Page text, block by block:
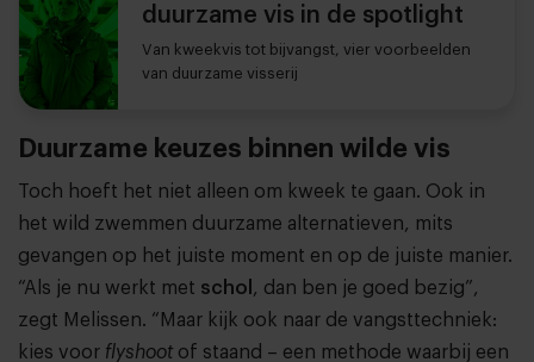
duurzame vis in de spotlight
Van kweekvis tot bijvangst, vier voorbeelden
van duurzame visserij
Duurzame keuzes binnen wilde vis
Toch hoeft het niet alleen om kweek te gaan. Ook in
het wild zwemmen duurzame alternatieven, mits
gevangen op het juiste moment en op de juiste manier.
“Als je nu werkt met schol , dan ben je goed bezig”,
zegt Melissen. “Maar kijk ook naar de vangsttechniek:
kies voor flyshoot of staand – een methode waarbij een